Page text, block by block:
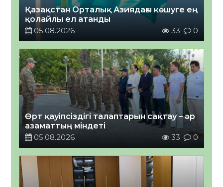
Қазақстан Орталық Азиядағы көшуге ең
қолайлы ел атанды
05.08.2026
33 0
Өрт қауіпсіздігі талаптарын сақтау – әр
азаматтың міндеті
05.08.2026
33 0